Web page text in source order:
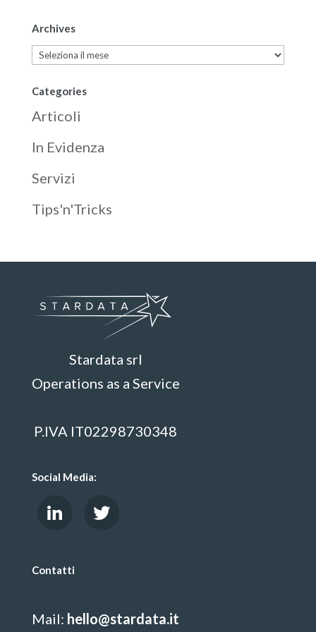
Archives
Archives
Categories
Articoli
In Evidenza
Servizi
Tips'n'Tricks
Stardata srl
Operations as a Service
P.IVA IT02298730348
Social Media:
Contatti
Mail: hello@stardata.it